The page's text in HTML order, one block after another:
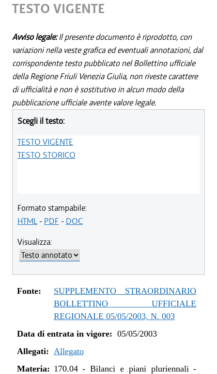
TESTO VIGENTE
Avviso legale:Il presente documento è riprodotto, con
variazioni nella veste grafica ed eventuali annotazioni, dal
corrispondente testo pubblicato nel Bollettino ufficiale
della Regione Friuli Venezia Giulia, non riveste carattere
di ufficialità e non è sostitutivo in alcun modo della
pubblicazione ufficiale avente valore legale.
Scegli il testo:
TESTO VIGENTE
TESTO STORICO
Formato stampabile:
HTML- PDF - DOC
Visualizza:
Fonte:
SUPPLEMENTO STRAORDINARIO
BOLLETTINO UFFICIALE
REGIONALE 05/05/2003, N. 003
Data di entrata in vigore: 05/05/2003
Allegati: Allegato
Materia: 170.04-Bilanci e piani pluriennali -